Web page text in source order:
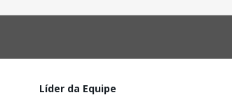
Líder da Equipe